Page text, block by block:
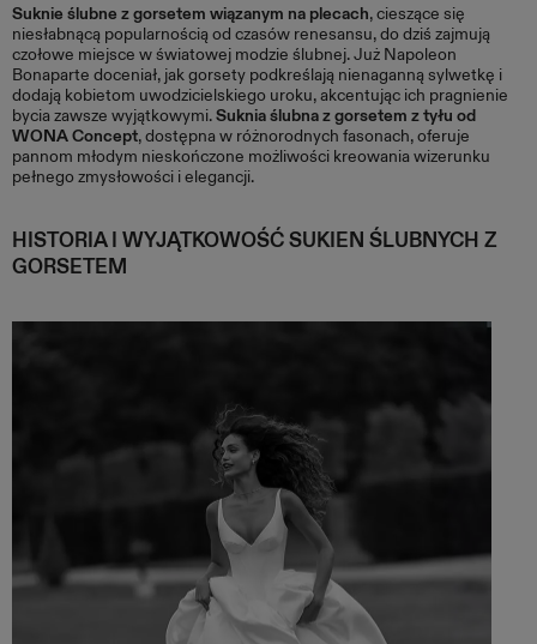
Suknie ślubne z gorsetem wiązanym na plecach, cieszące się
niesłabnącą popularnością od czasów renesansu, do dziś zajmują
czołowe miejsce w światowej modzie ślubnej. Już Napoleon
Bonaparte doceniał, jak gorsety podkreślają nienaganną sylwetkę i
dodają kobietom uwodzicielskiego uroku, akcentując ich pragnienie
bycia zawsze wyjątkowymi.Suknia ślubna z gorsetem z tyłu od
WONA Concept, dostępna w różnorodnych fasonach, oferuje
pannom młodym nieskończone możliwości kreowania wizerunku
pełnego zmysłowości i elegancji.
HISTORIA I WYJĄTKOWOŚĆ SUKIEN ŚLUBNYCH Z
GORSETEM